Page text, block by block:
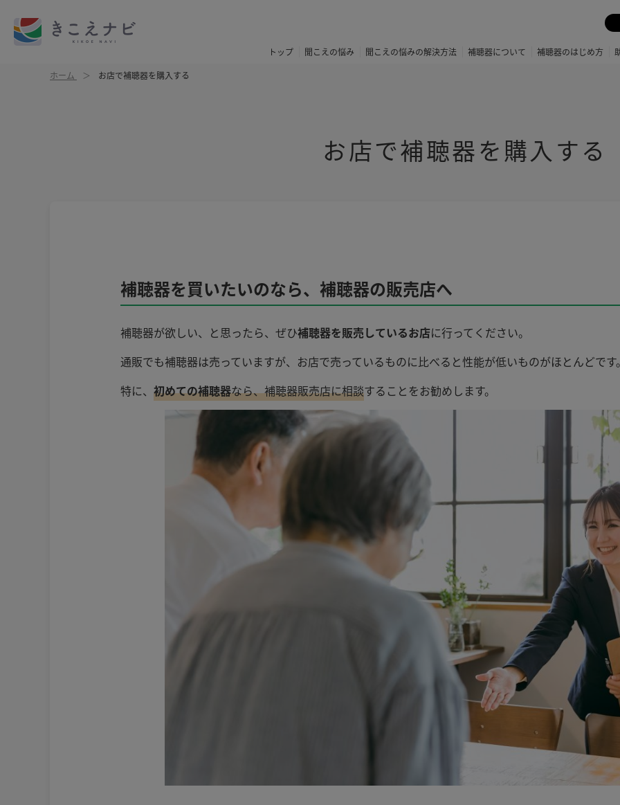
トップ 聞こえの悩み 聞こえの悩みの解決方法 補聴器について 補聴器のはじめ方
ホーム
お店で補聴器を購入する
お店で補聴器を購入する
補聴器を買いたいのなら、補聴器の販売店へ
補聴器が欲しい、と思ったら、ぜひ補聴器を販売しているお店に行ってください。
通販でも補聴器は売っていますが、お店で売っているものに比べると性能が低いものがほとんどです
特に、 初めての補聴器なら、補聴器販売店に相談することをお勧めします。